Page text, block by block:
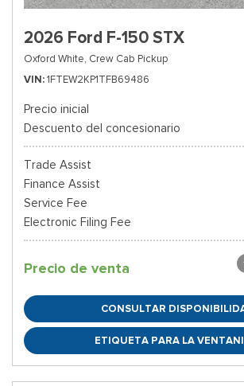
2026 Ford F-150 STX
Oxford White, Crew Cab Pickup
VIN 1FTEW2KP1TFB69486
Precio inicial
Descuento del concesionario
Trade Assist
Finance Assist
Service Fee
Electronic Filing Fee
Precio de venta
CONSULTAR
ETIQUETA PARA LA